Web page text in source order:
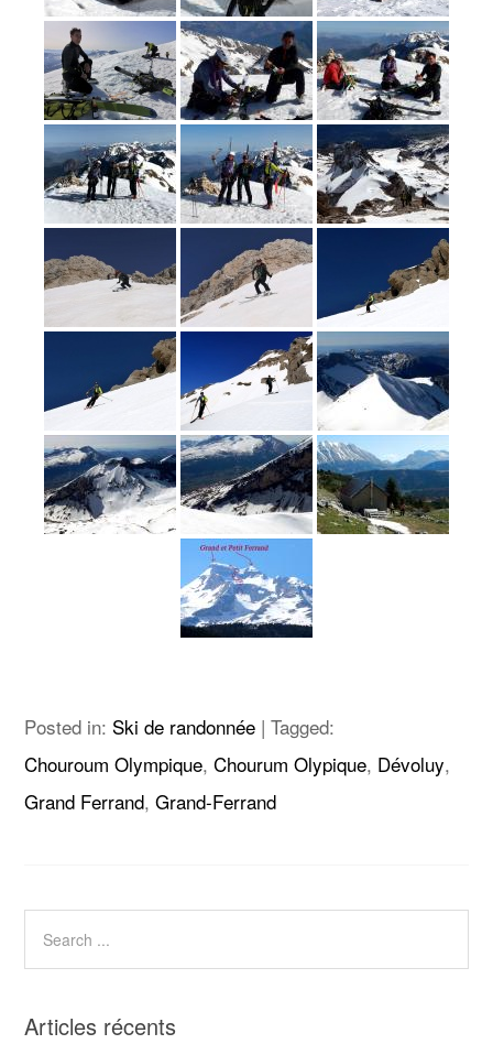
Posted in: Ski de randonnée |Tagged:
Chouroum Olympique,Chourum Olypique, Dévoluy,
Grand Ferrand,Grand-Ferrand
Articles récents